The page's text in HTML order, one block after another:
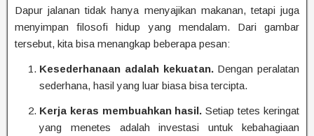
Dapur jalanan tidak hanya menyajikan makanan, tetapi juga
menyimpan filosofi hidup yang mendalam. Dari gambar
tersebut, kita bisa menangkap beberapa pesan:
Kesederhanaan adalah kekuatan.Dengan peralatan
sederhana, hasil yang luar biasa bisa tercipta.
Kerja keras membuahkan hasil. Setiap tetes keringat
yang menetes adalah investasi untuk kebahagiaan